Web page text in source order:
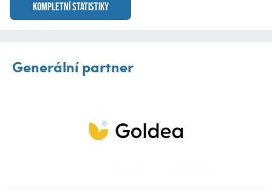
KOMPLETNÍ STATISTIKY
Generální partner